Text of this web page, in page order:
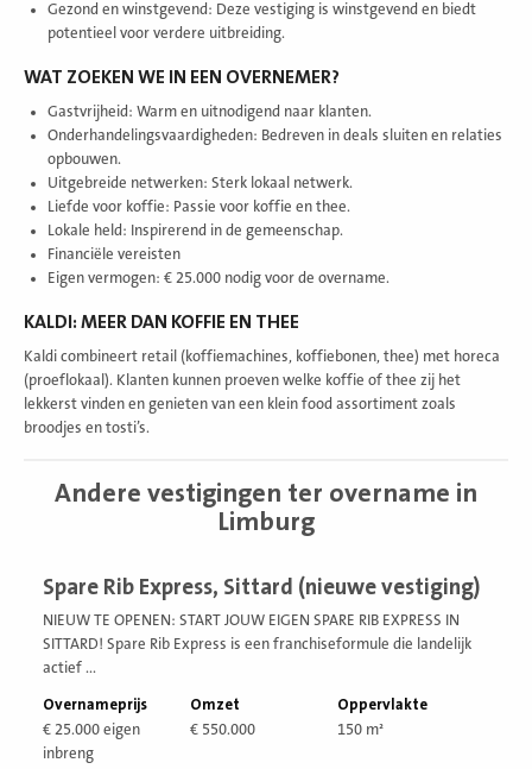
Gezond en winstgevend: Deze vestiging is winstgevend en biedt
potentieel voor verdere uitbreiding.
WAT ZOEKEN WE IN EEN OVERNEMER?
Gastvrijheid: Warm en uitnodigend naar klanten.
Onderhandelingsvaardigheden: Bedreven in deals sluiten en relaties
opbouwen.
Uitgebreide netwerken: Sterk lokaal netwerk.
Liefde voor koffie: Passie voor koffie en thee.
Lokale held: Inspirerend in de gemeenschap.
Financiële vereisten
Eigen vermogen: € 25.000 nodig voor de overname.
KALDI: MEER DAN KOFFIE EN THEE
Kaldi combineert retail (koffiemachines, koffiebonen, thee) met horeca
(proeflokaal). Klanten kunnen proeven welke koffie of thee zij het
lekkerst vinden en genieten van een klein food assortiment zoals
broodjes en tosti’s.
Andere vestigingen ter overname in
Limburg
Spare Rib Express, Sittard (nieuwe vestiging)
NIEUW TE OPENEN: START JOUW EIGEN SPARE RIB EXPRESS IN
SITTARD! Spare Rib Express is een franchiseformule die landelijk
actief ...
Overnameprijs
€ 25.000 eigen
inbreng
Omzet
€ 550.000
Oppervlakte
150 m²
vestiging